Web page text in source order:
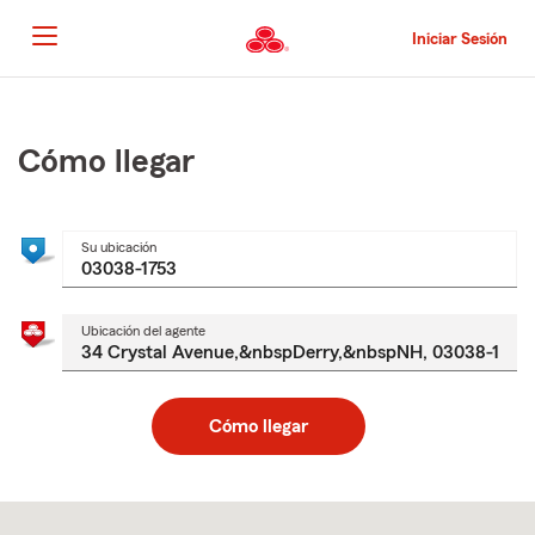
al
contenido
principal
Iniciar Sesión
principal
Cómo llegar
Su ubicación
Ubicación del agente
Cómo llegar
to